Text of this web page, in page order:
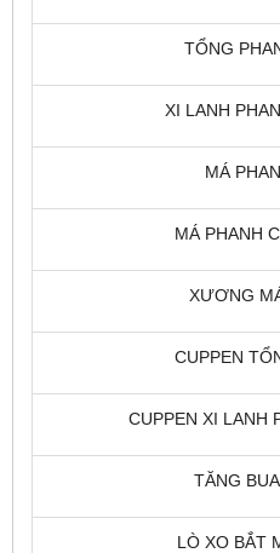
TỔNG
XI LANH
MÁ
MÁ PHANH
XƯƠNG
CUPPEN
CUPPEN XI LANH
TĂNG
LÒ XO BẮT